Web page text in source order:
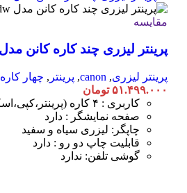
مقایسه
پرینتر لیزری چند کاره کانن مدل MF269dw
پرینتر لیزری,
canon
, پرینتر , چهار کاره
۵۱.۴۹۹.۰۰۰ تومان
کاربری : ۴ کاره (پرینتر،کپی،اسکنر،فکس)
صفحه نمایشگر : دارد
چاپگر: لیزری سیاه و سفید
قابلیت چاپ دو رو : دارد
گوشی تلفن: ندارد